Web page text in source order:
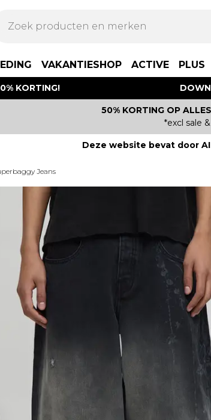
VAKANTIESHOP ACTIVE PLUS
KORTING!
50% KORTING OP
*excl sale
Deze website bevat door
Jeans